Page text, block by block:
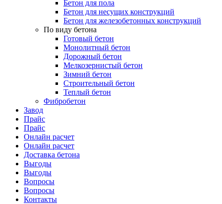
Бетон для пола
Бетон для несущих конструкций
Бетон для железобетонных конструкций
По виду бетона
Готовый бетон
Монолитный бетон
Дорожный бетон
Мелкозернистый бетон
Зимний бетон
Строительный бетон
Теплый бетон
Фибробетон
Завод
Прайс
Прайс
Онлайн расчет
Онлайн расчет
Доставка бетона
Выгоды
Выгоды
Вопросы
Вопросы
Контакты